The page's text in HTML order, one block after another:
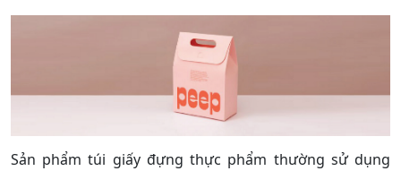
Sản phẩm túi giấy đựng thực phẩm thường sử dụng